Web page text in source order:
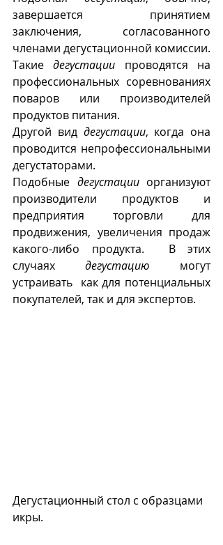
завершается принятием
заключения, согласованного
Такие дегустации проводятся на
профессиональных соревнованиях
поваров или производителей
продуктов питания.
Другой вид дегустации, когда она
проводится непрофессиональными
дегустаторами.
Подобные дегустации организуют
производители продуктов и
предприятия торговли для
продвижения, увеличения продаж
какого-либо продукта.  В этих
случаях дегустацию могут
устраивать  как для потенциальных
покупателей, так и для экспертов.
Дегустационный стол с образцами
икры.